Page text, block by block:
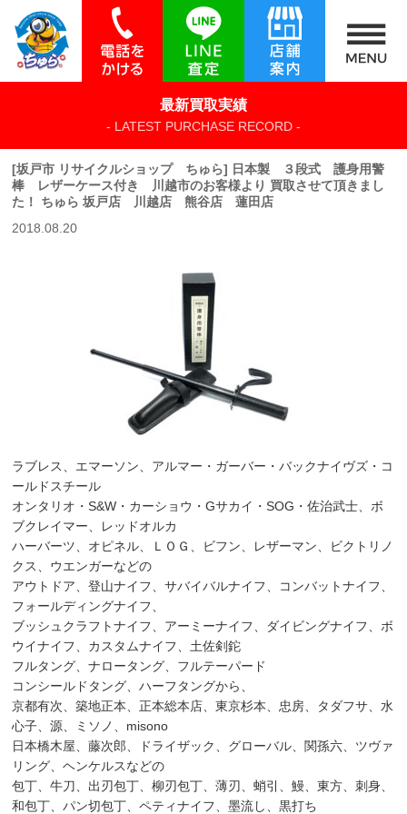
最新買取実績
- LATEST PURCHASE RECORD -
[坂戸市 リサイクルショップ ちゅら] 日本製 ３段式 護身用警
棒 レザーケース付き 川越市のお客様より 買取させて頂きまし
た！ ちゅら 坂戸店 川越店 熊谷店 蓮田店
2018.08.20
ラブレス、エマーソン、アルマー・ガーバー・バックナイヴズ・コ
ールドスチール
オンタリオ・S&W・カーショウ・Gサカイ・SOG・佐治武士、ボ
ブクレイマー、レッドオルカ
ハーバーツ、オピネル、ＬＯＧ、ビフン、レザーマン、ビクトリノ
クス、ウエンガーなどの
アウトドア、登山ナイフ、サバイバルナイフ、コンバットナイフ、
フォールディングナイフ、
ブッシュクラフトナイフ、アーミーナイフ、ダイビングナイフ、ボ
ウイナイフ、カスタムナイフ、土佐剣鉈
フルタング、ナロータング、フルテーパード
コンシールドタング、ハーフタングから、
京都有次、築地正本、正本総本店、東京杉本、忠房、タダフサ、水
心子、源、ミソノ、misono
日本橋木屋、藤次郎、ドライザック、グローバル、関孫六、ツヴァ
リング、ヘンケルスなどの
包丁、牛刀、出刃包丁、柳刃包丁、薄刃、蛸引、鰻、東方、刺身、
和包丁、パン切包丁、ペティナイフ、墨流し、黒打ち